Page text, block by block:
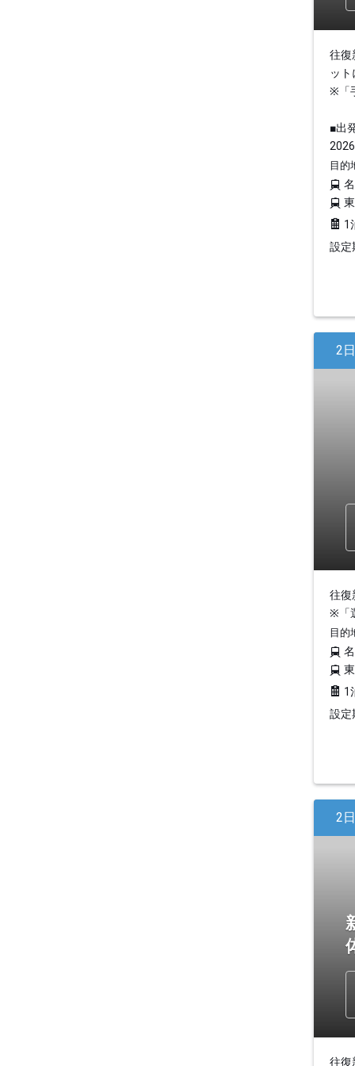
往復
ッ
※「
■出
目的
1
設
2
往復
※「
目的
1
設
2
往復